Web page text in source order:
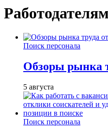
Работодателям
Поиск персонала
Обзоры рынка
5 августа
Поиск персонала